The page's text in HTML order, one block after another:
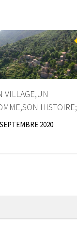
VILLAGE,UN
HISTOIRE;
2020